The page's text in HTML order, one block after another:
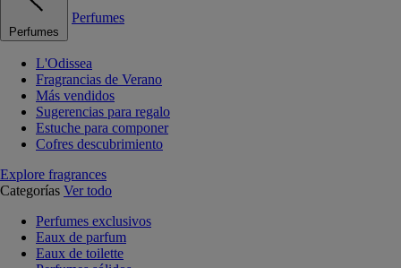
Perfumes
Perfumes
L'Odissea
Fragrancias de Verano
Más vendidos
Sugerencias para regalo
Estuche para componer
Cofres descubrimiento
Explore fragrances
Categorías Ver todo
Perfumes exclusivos
Eaux de parfum
Eaux de toilette